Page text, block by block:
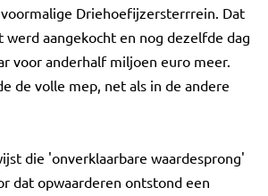
Driehoefijzersterrrein. Dat
aangekocht en nog dezelfde dag
voor anderhalf miljoen euro meer.
de volle mep, net als in de andere
die 'onverklaarbare waardesprong'
dat opwaarderen ontstond een